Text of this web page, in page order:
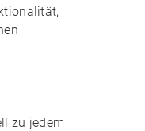
zu jedem